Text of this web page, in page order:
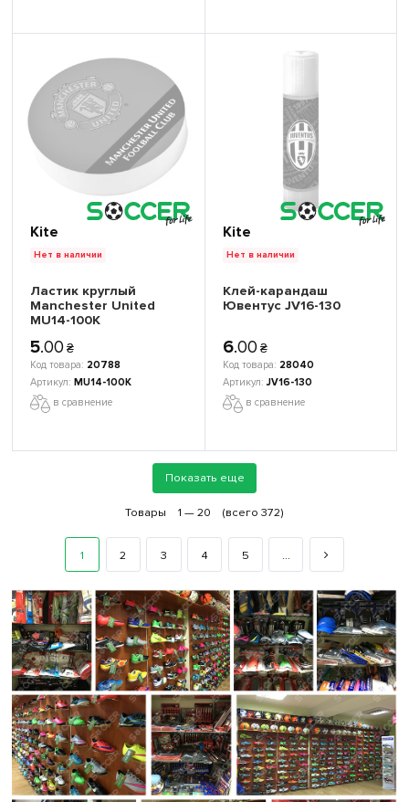
Kite
Нет в наличии
Ластик круглый
Manchester United
MU14-100К
5.00 ₴
20788
MU14-100К
в сравнение
Kite
Нет в наличии
Клей-карандаш
Ювентус JV16-130
6.00 ₴
28040
JV16-130
в сравнение
Показать еще
Товары 1 —20 (всего 372)
1 2 3 4 5 ...